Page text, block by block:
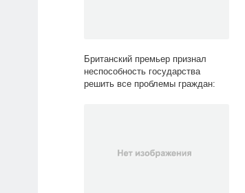
Британский премьер признал
неспособность государства
решить все проблемы граждан: